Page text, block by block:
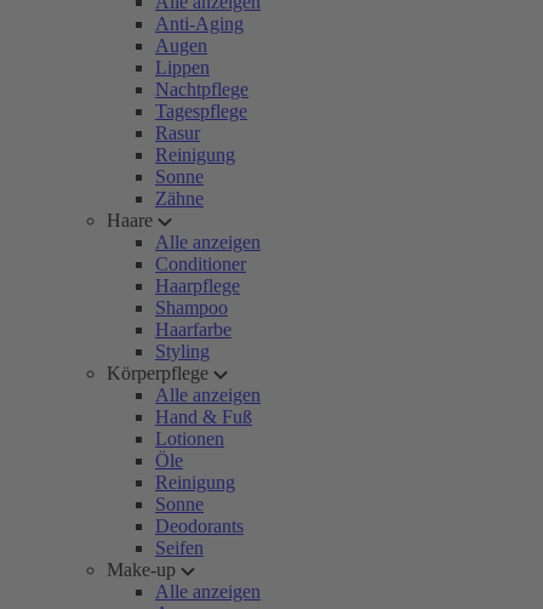
Anti-Aging
Augen
Lippen
Nachtpflege
Tagespflege
Rasur
Reinigung
Sonne
Zähne
Haare
Alle anzeigen
Conditioner
Haarpflege
Shampoo
Haarfarbe
Styling
Körperpflege
Alle anzeigen
Hand & Fuß
Lotionen
Öle
Reinigung
Sonne
Deodorants
Seifen
Make-up
Alle anzeigen